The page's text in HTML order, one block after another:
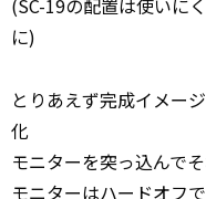
(SC-19の配置は使いに
に)
とりあえず完成イメー
化
モニターを突っ込んでそ
モニターはハードオフ